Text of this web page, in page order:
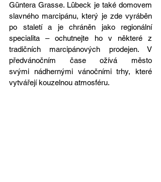
Güntera Grasse. Lübeck je také domovem
slavného marcipánu, který je zde vyráběn
po staletí a je chráněn jako regionální
specialita – ochutnejte ho v některé z
tradičních marcipánových prodejen. V
předvánočním čase ožívá město
svými nádhernými vánočními trhy, které
vytvářejí kouzelnou atmosféru.